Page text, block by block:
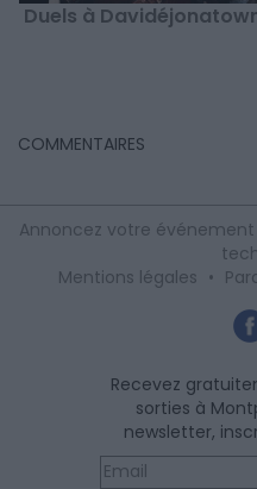
Duels à
COMMENTAIRES
Annoncez votre événement
Mentions légales •
Recevez
sorties à
newsletter,